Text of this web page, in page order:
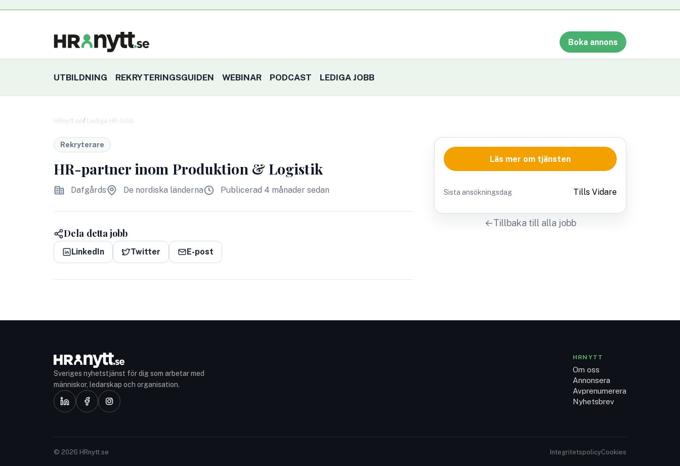
Boka annons
UTBILDNING REKRYTERINGSGUIDEN WEBINAR PODCAST LEDIGA JOBB
HRnytt.se Lediga HR-Jobb
Rekryterare
HR-partner inom Produktion & Logistik
Dafgårds De nordiska länderna Publicerad 4 månader sedan
Dela detta jobb
LinkedIn Twitter E-post
Läs mer om tjänsten
Sista ansökningsdag Tills Vidare
Tillbaka till alla jobb
Sveriges nyhetstjänst för dig som arbetar med
människor, ledarskap och organisation.
HRNYTT
Om oss
Annonsera
Avprenumerera
Nyhetsbrev
© 2026 HRnytt.se IntegritetspolicyCookies